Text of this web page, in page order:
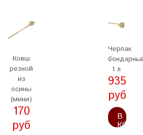
Ковш
резной
из
осины
(мини)
170
руб
Черпак
1 л
935
руб
В